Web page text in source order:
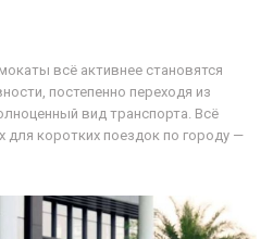
всё активнее становятся
постепенно переходя из
вид транспорта. Всё
коротких поездок по городу —